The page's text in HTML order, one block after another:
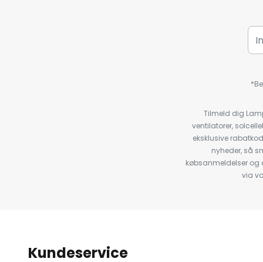
Tilmeld dig
ventilatorer,
eksklusive
nyheder, så
købsanmeldelser og
via
Kundeservice